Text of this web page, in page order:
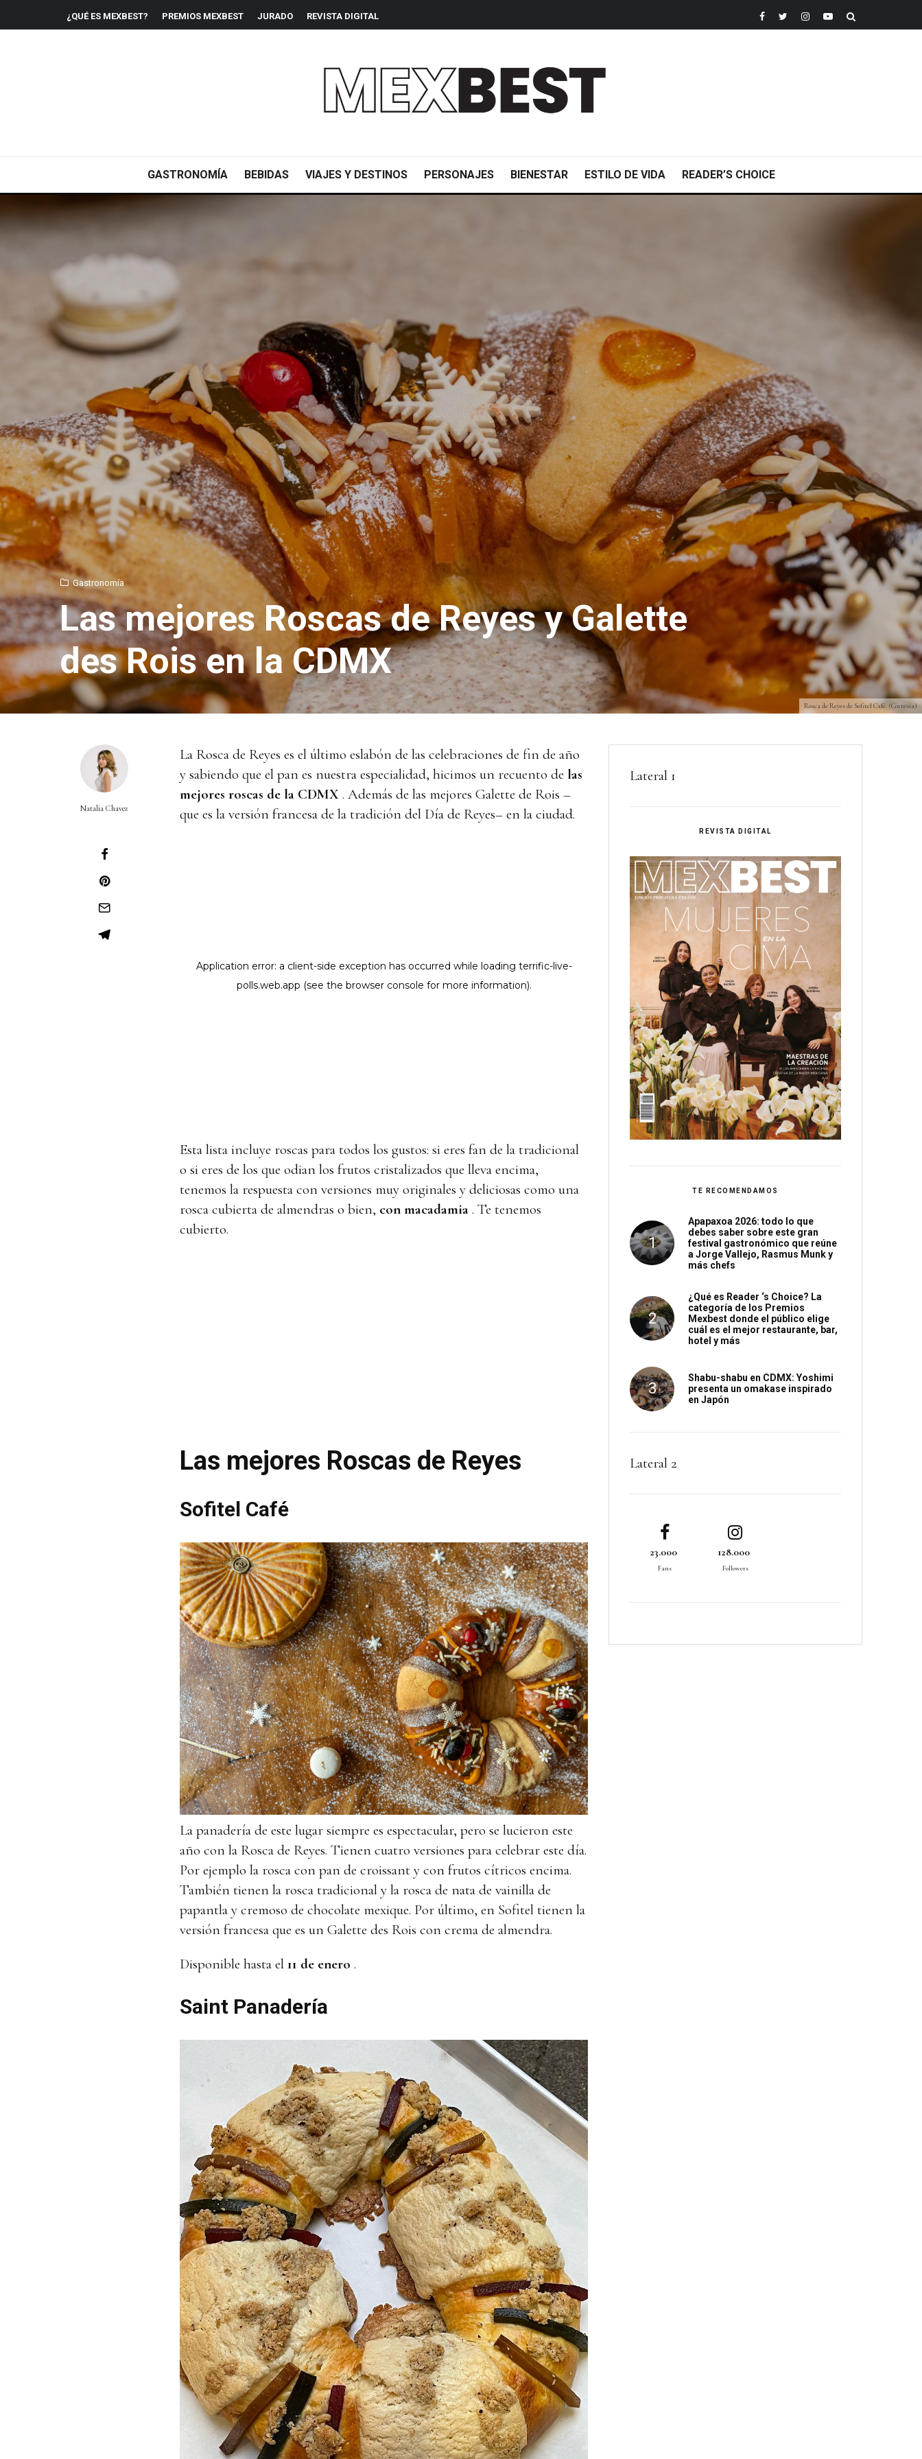
¿QUÉ ES MEXBEST? PREMIOS MEXBEST JURADO REVISTA DIGITAL
GASTRONOMÍA BEBIDAS VIAJES Y DESTINOS PERSONAJES BIENESTAR ESTILO DE VIDA READER’S CHOICE
Rosca de Reyes de Sofitel Café. (Cortesía)
Gastronomía
Las mejores Roscas de Reyes y Galette
des Rois en la CDMX
Natalia Chavez
La Rosca de Reyes es el último eslabón de las celebraciones de fin de año
y sabiendo que el pan es nuestra especialidad, hicimos un recuento de las
mejores roscas de la CDMX . Además de las mejores Galette de Rois –
que es la versión francesa de la tradición del Día de Reyes– en la ciudad.
Esta lista incluye roscas para todos los gustos: si eres fan de la tradicional
o si eres de los que odian los frutos cristalizados que lleva encima,
tenemos la respuesta con versiones muy originales y deliciosas como una
rosca cubierta de almendras o bien, con macadamia . Te tenemos
cubierto.
Las mejores Roscas de Reyes
Sofitel Café
La panadería de este lugar siempre es espectacular, pero se lucieron este
año con la Rosca de Reyes. Tienen cuatro versiones para celebrar este día.
Por ejemplo la rosca con pan de croissant y con frutos cítricos encima.
También tienen la rosca tradicional y la rosca de nata de vainilla de
papantla y cremoso de chocolate mexique. Por último, en Sofitel tienen la
versión francesa que es un Galette des Rois con crema de almendra.
Disponible hasta el 11 de enero .
Saint Panadería
Lateral 1
REVISTA DIGITAL
TE RECOMENDAMOS
Apapaxoa 2026: todo lo que
debes saber sobre este gran
festival gastronómico que reúne
a Jorge Vallejo, Rasmus Munk y
más chefs
¿Qué es Reader ‘s Choice? La
categoría de los Premios
Mexbest donde el público elige
cuál es el mejor restaurante, bar,
hotel y más
Shabu-shabu en CDMX: Yoshimi
presenta un omakase inspirado
en Japón
Lateral 2
23.000
Fans
128.000
Followers